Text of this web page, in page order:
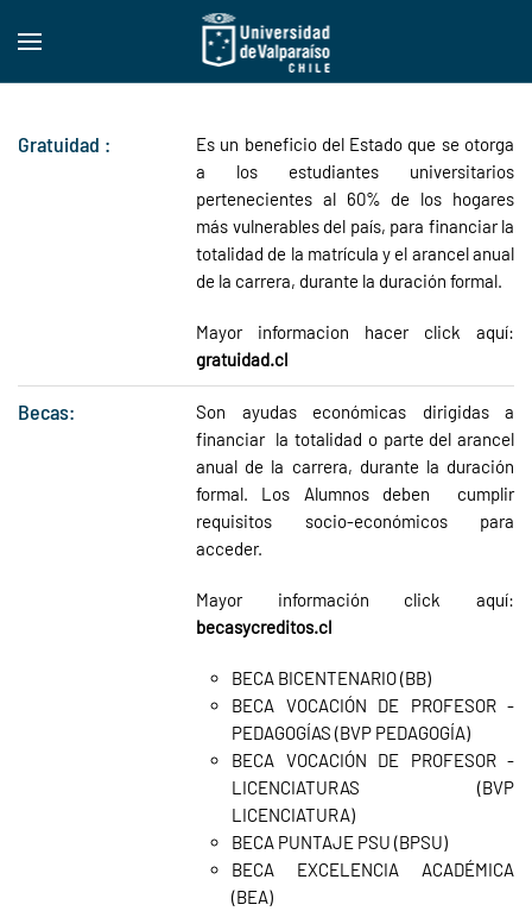
Skip to main content
Gratuidad :
Es un beneficio del Estado que se otorga
a los estudiantes universitarios
pertenecientes al 60% de los hogares
más vulnerables del país, para financiar la
totalidad de la matrícula y el arancel anual
de la carrera, durante la duración formal.
Mayor informacion hacer click aquí:
gratuidad.cl
Becas:
Son ayudas económicas dirigidas a
financiar la totalidad o parte del arancel
anual de la carrera, durante la duración
formal. Los Alumnos deben cumplir
requisitos socio-económicos para
acceder.
Mayor información click aquí:
becasycreditos.cl
BECA BICENTENARIO (BB)
BECA VOCACIÓN DE PROFESOR -
PEDAGOGÍAS (BVP PEDAGOGÍA)
BECA VOCACIÓN DE PROFESOR -
LICENCIATURAS (BVP
LICENCIATURA)
BECA PUNTAJE PSU (BPSU)
BECA EXCELENCIA ACADÉMICA
(BEA)